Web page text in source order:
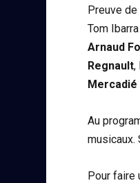
Preuve
Tom
Arnaud
Regnault,
Mercadié
Au
musicaux.
Pour faire